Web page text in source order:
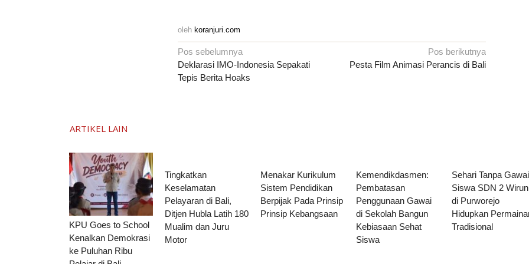
oleh koranjuri.com
Navigasi
pos
Pos sebelumnya
Deklarasi IMO-Indonesia Sepakati
Tepis Berita Hoaks
Pos berikutnya
Pesta Film Animasi Perancis di Bali
ARTIKEL LAIN
KPU Goes to School
Kenalkan Demokrasi
ke Puluhan Ribu
Tingkatkan
Keselamatan
Pelayaran di Bali,
Ditjen Hubla Latih 180
Mualim dan Juru
Motor
Menakar Kurikulum
Sistem Pendidikan
Berpijak Pada Prinsip
Prinsip Kebangsaan
Kemendikdasmen:
Pembatasan
Penggunaan Gawai
di Sekolah Bangun
Kebiasaan Sehat
Siswa
Sehari Tanpa Gawai
Siswa SDN 2 Wirun
di Purworejo
Hidupkan
Tradisional